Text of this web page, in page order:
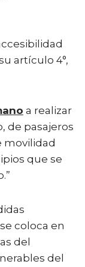
artículo 4°,
a realizar
de pasajeros
movilidad
que se
coloca en
del
del